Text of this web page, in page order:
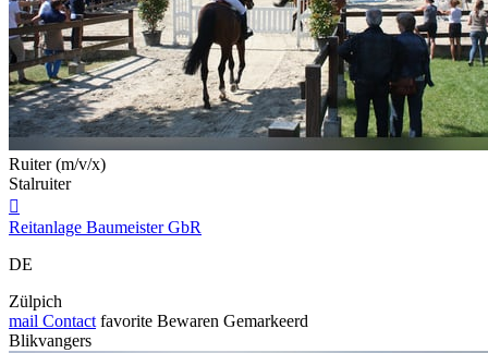
Ruiter (m/v/x)
Stalruiter

Reitanlage Baumeister GbR
DE
Zülpich
mail Contact favorite Bewaren Gemarkeerd
Blikvangers